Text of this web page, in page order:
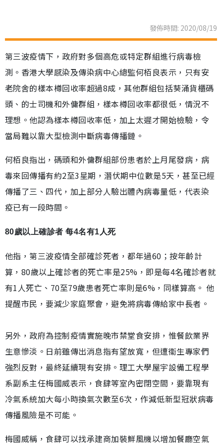
發佈時間: 2020/08/19
第三波疫情下，政府對多個高危或特定群組進行病毒檢
測。香港大學感染及傳染病中心總監何栢良表示，只有安
老院舍的樣本樽回收率超過8成，其他群組包括葵涌貨櫃碼
頭、的士司機和外傭群組，樣本樽回收率都很低，情況不
理想。他認為樣本樽回收率低，加上太遲才開始檢驗，令
當局難以靠大型檢測中斷病毒傳播鏈。
何栢良指出，碼頭和外傭群組部份患者於上月尾發病，病
毒來回傳播有約2至3星期，潛伏期中位數是5天，甚至已經
傳播了三、四代，加上部分人驗出體內病毒量低，代表染
疫已有一段時間。
80歲以上確診者 每4名有1人死
他指，第三波疫情全部確診死者，都年過60；按年齡計
算，80歲以上確診者的死亡率是25%，即是每4名確診者就
有1人死亡、70至79歲患者死亡率則是6%，同樣算高。 他
提醒市民，要減少家庭聚會，避免將病毒傳給家中長者。
另外，政府為控制疫情實施晚市禁堂食安排，惟餐飲業界
生意慘淡。日前雖傳出消息指有望放寬，但遭衞生專家們
強烈反對，最終延續現有安排。理工大學屋宇設備工程學
系副系主任梅國威表示，食肆等室內密閉空間，要靠現有
冷氣系統加大每小時換氣次數至6次，作減低新型冠狀病毒
傳播風險是不可能。
梅國威稱，食肆可以找承建商加裝鮮風機以增加餐廳空氣